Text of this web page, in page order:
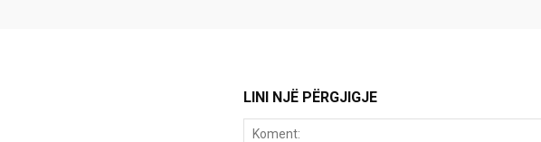
LINI NJË PËRGJIGJE